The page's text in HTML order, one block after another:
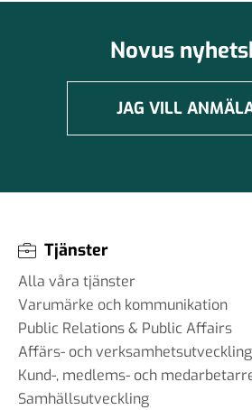
Novus
JAG VILL
Tjänster
Alla våra tjänster
Varumärke och kommunikation
Public Relations & Public Affairs
Affärs- och verksamhetsutveckling
Kund-, medlems- och
Samhällsutveckling